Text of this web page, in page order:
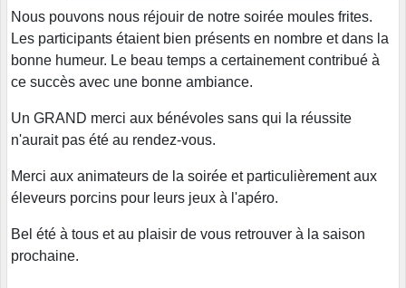
Nous pouvons nous réjouir de notre soirée moules frites.
Les participants étaient bien présents en nombre et dans la
bonne humeur. Le beau temps a certainement contribué à
ce succès avec une bonne ambiance.
Un GRAND merci aux bénévoles sans qui la réussite
n'aurait pas été au rendez-vous.
Merci aux animateurs de la soirée et particulièrement aux
éleveurs porcins pour leurs jeux à l'apéro.
Bel été à tous et au plaisir de vous retrouver à la saison
prochaine.